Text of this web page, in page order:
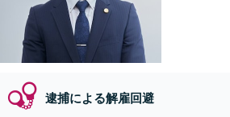
逮捕による解雇回避